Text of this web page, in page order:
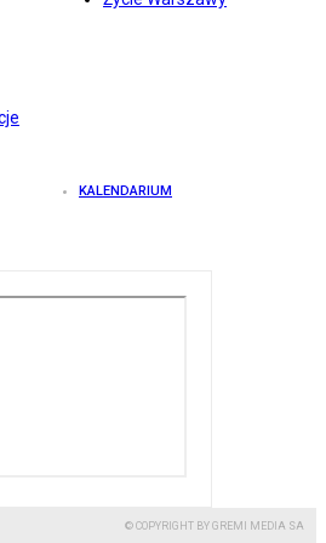
KALENDARIUM
© COPYRIGHT BY GREMI MEDIA SA